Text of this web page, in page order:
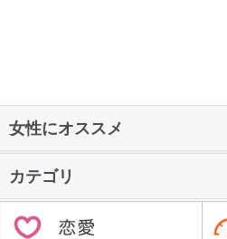
女性にオススメ
カテゴリ